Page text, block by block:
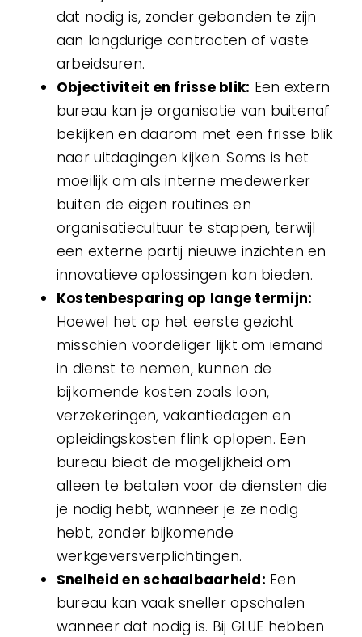
dat nodig is, zonder gebonden te zijn
aan langdurige contracten of vaste
arbeidsuren.
Objectiviteit en frisse blik: Een extern
bureau kan je organisatie van buitenaf
bekijken en daarom met een frisse blik
naar uitdagingen kijken. Soms is het
moeilijk om als interne medewerker
buiten de eigen routines en
organisatiecultuur te stappen, terwijl
een externe partij nieuwe inzichten en
innovatieve oplossingen kan bieden.
Kostenbesparing op lange termijn:
Hoewel het op het eerste gezicht
misschien voordeliger lijkt om iemand
in dienst te nemen, kunnen de
bijkomende kosten zoals loon,
verzekeringen, vakantiedagen en
opleidingskosten flink oplopen. Een
bureau biedt de mogelijkheid om
alleen te betalen voor de diensten die
je nodig hebt, wanneer je ze nodig
hebt, zonder bijkomende
werkgeversverplichtingen.
Snelheid en schaalbaarheid: Een
bureau kan vaak sneller opschalen
wanneer dat nodig is. Bij GLUE hebben